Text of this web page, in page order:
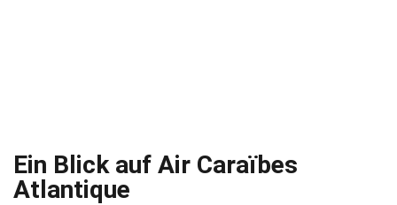
Ein Blick auf Air Caraïbes
Atlantique